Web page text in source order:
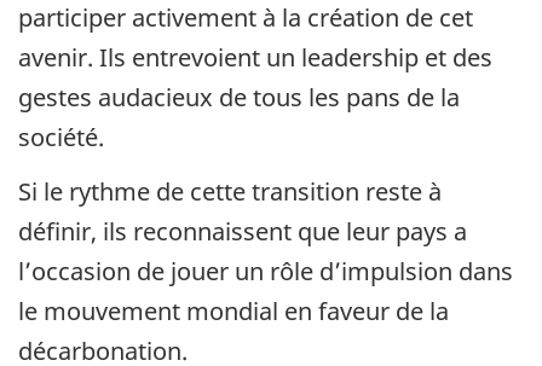
participer activement à la création de cet
avenir. Ils entrevoient un leadership et des
gestes audacieux de tous les pans de la
société.
Si le rythme de cette transition reste à
définir, ils reconnaissent que leur pays a
l’occasion de jouer un rôle d’impulsion dans
le mouvement mondial en faveur de la
décarbonation.